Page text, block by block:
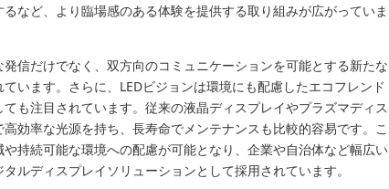
など、より臨場感のある体験を提供する取り組みが広がっていま
信だけでなく、双方向のコミュニケーションを可能とする新たな
います。さらに、LEDビジョンは環境にも配慮したエコフレンド
も注目されています。従来の液晶ディスプレイやプラズマディス
効率な光源を持ち、長寿命でメンテナンスも比較的容易です。こ
持続可能な環境への配慮が可能となり、企業や自治体など幅広い
ルディスプレイソリューションとして採用されています。